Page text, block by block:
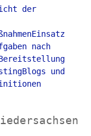
der
Einsatz
nach
Blogs und